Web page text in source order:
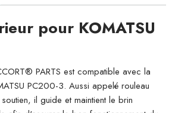
pour KOMATSU
PARTS est compatible avec la
PC200-3. Aussi appelé rouleau
il guide et maintient le brin